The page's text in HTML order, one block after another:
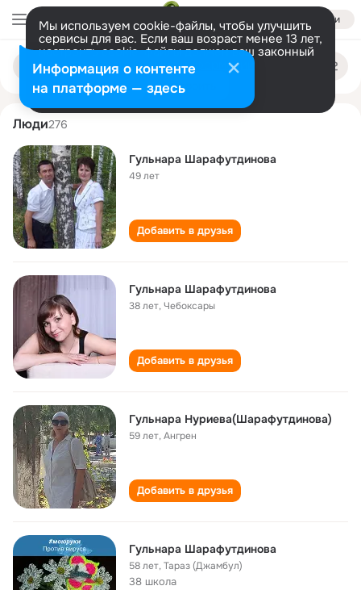
Войти
Мы используем cookie-файлы, чтобы улучшить
сервисы для вас. Если ваш возраст менее 13 лет,
настроить cookie-файлы должен ваш законный
представитель. Больше информации
Разрешить все Настроить
Поиск
людям
gulnara sharafutdinova
Люди276
Гульнара Шарафутдинова
49 лет
Добавить в друзья
Гульнара Шарафутдинова
38 лет,Чебоксары
Добавить в друзья
Гульнара Нуриева(Шарафутдинова)
59 лет,Ангрен
Добавить в друзья
Гульнара Шарафутдинова
58 лет,Тараз (Джамбул)
38 школа
Информация о контенте
на платформе — здесь